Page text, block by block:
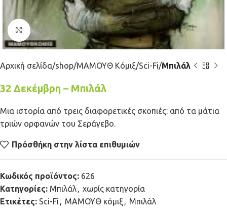
Κλικ για μεγέθυνση
Αρχική σελίδα shop ΜΑΜΟΥΘ Κόμιξ Sci-Fi Μπιλάλ
32 Δεκέμβρη – Μπιλάλ
Μια ιστορία από τρεις διαφορετικές σκοπιές: από τα μάτια
τριών ορφανών του Σεράγεβο.
Πρόσθήκη στην λίστα επιθυμιών
Κωδικός προϊόντος: 626
Κατηγορίες: Μπιλάλ, χωρίς κατηγορία
Ετικέτες: Sci-Fi , ΜΑΜΟΥΘ κόμιξ , Μπιλάλ